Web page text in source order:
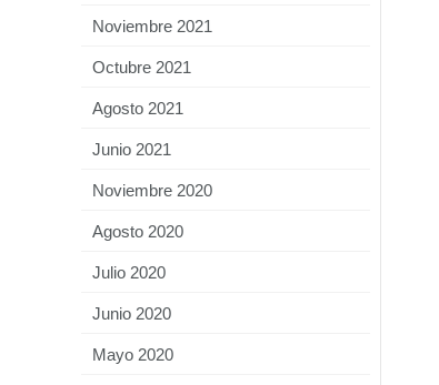
Noviembre 2021
Octubre 2021
Agosto 2021
Junio 2021
Noviembre 2020
Agosto 2020
Julio 2020
Junio 2020
Mayo 2020